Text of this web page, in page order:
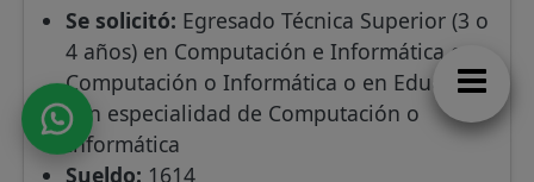
Se solicitó: Egresado Técnica Superior (3 o
4 años) en Computación e Informática o
Computación o Informática o en Educación
con especialidad de Computación o
Informática
Sueldo: 1614